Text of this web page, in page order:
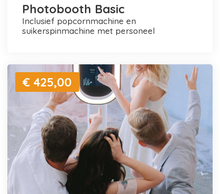
Photobooth Basic
inclusief popcornmachine en
suikerspinmachine met personeel
€ 425,00